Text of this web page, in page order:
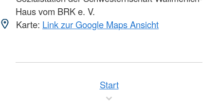
Haus vom BRK e. V.
Karte: Link zur Google Maps Ansicht
Start